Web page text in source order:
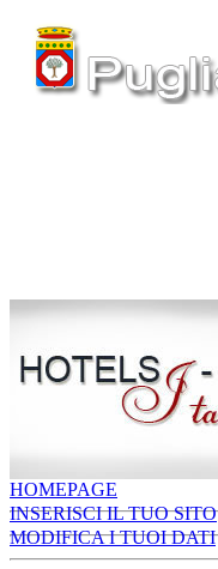
HOMEPAGE
INSERISCI IL TUO SITO
MODIFICA I TUOI DATI